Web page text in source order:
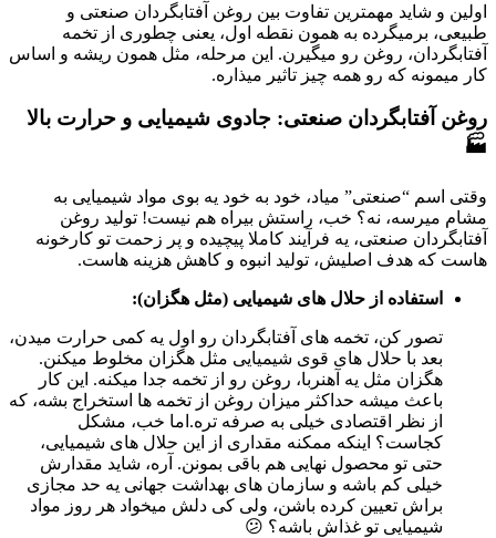
اولین و شاید مهمترین تفاوت بین روغن آفتابگردان صنعتی و
طبیعی، برمیگرده به همون نقطه اول، یعنی چطوری از تخمه
آفتابگردان، روغن رو میگیرن. این مرحله، مثل همون ریشه و اساس
کار میمونه که رو همه چیز تاثیر میذاره.
روغن آفتابگردان صنعتی: جادوی شیمیایی و حرارت بالا
🏭
وقتی اسم “صنعتی” میاد، خود به خود یه بوی مواد شیمیایی به
مشام میرسه، نه؟ خب، راستش بیراه هم نیست! تولید روغن
آفتابگردان صنعتی، یه فرآیند کاملا پیچیده و پر زحمت تو کارخونه
هاست که هدف اصلیش، تولید انبوه و کاهش هزینه هاست.
استفاده از حلال های شیمیایی (مثل هگزان):
تصور کن، تخمه های آفتابگردان رو اول یه کمی حرارت میدن،
بعد با حلال های قوی شیمیایی مثل هگزان مخلوط میکنن.
هگزان مثل یه آهنربا، روغن رو از تخمه جدا میکنه. این کار
باعث میشه حداکثر میزان روغن از تخمه ها استخراج بشه، که
از نظر اقتصادی خیلی به صرفه تره.اما خب، مشکل
کجاست؟ اینکه ممکنه مقداری از این حلال های شیمیایی،
حتی تو محصول نهایی هم باقی بمونن. آره، شاید مقدارش
خیلی کم باشه و سازمان های بهداشت جهانی یه حد مجازی
براش تعیین کرده باشن، ولی کی دلش میخواد هر روز مواد
شیمیایی تو غذاش باشه؟ 😕